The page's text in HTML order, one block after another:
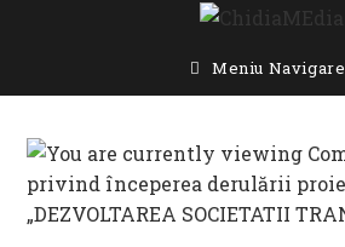
Meniu Navigare